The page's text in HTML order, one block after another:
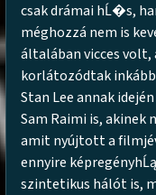
csak drámai hĹ�s,
méghozzá nem is
általában vicces volt,
korlátozódtak
Stan Lee annak
Sam Raimi is, akinek
amit nyújtott a
ennyire
szintetikus hálót is,